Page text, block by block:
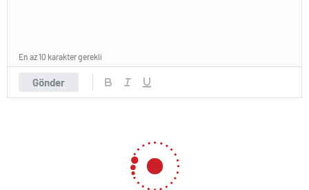
Gönder
En az 10 karakter gerekli